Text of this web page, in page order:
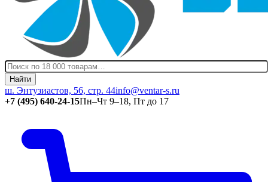
Найти
ш. Энтузиастов, 56, стр. 44info@ventar-s.ru
+7 (495) 640-24-15Пн–Чт 9–18, Пт до 17